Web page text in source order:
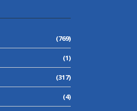
(769)
(1)
(317)
(4)